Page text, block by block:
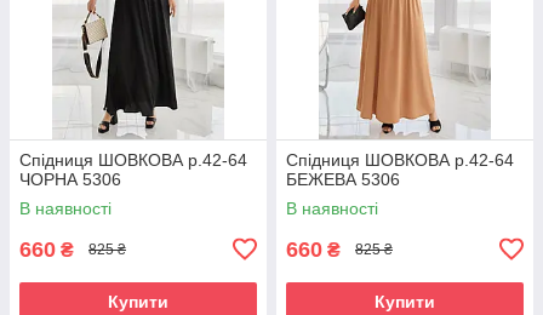
Спідниця ШОВКОВА р.42-64
ЧОРНА 5306
В наявності
660 ₴ 825 ₴
Купити
Спідниця ШОВКОВА р.42-64
БЕЖЕВА 5306
В наявності
660 ₴ 825 ₴
Купити